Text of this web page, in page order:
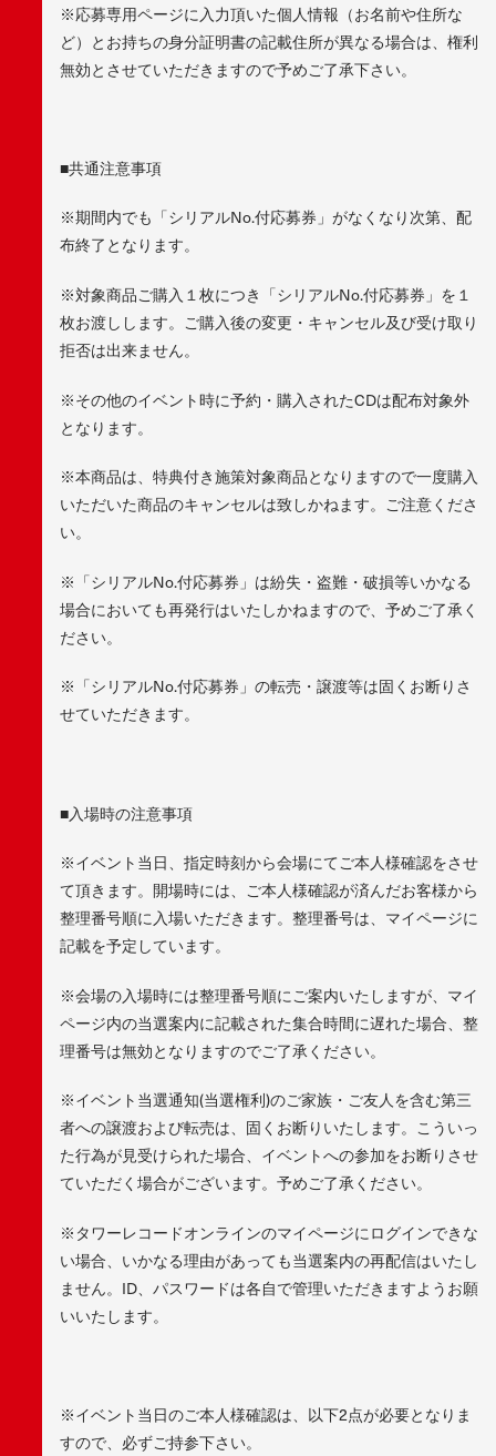
※応募専用ページに入力頂いた個人情報（お名前や住所な
ど）とお持ちの身分証明書の記載住所が異なる場合は、権利
無効とさせていただきますので予めご了承下さい。
■共通注意事項
※期間内でも「シリアルNo.付応募券」がなくなり次第、配
布終了となります。
※対象商品ご購入１枚につき「シリアルNo.付応募券」を１
枚お渡しします。ご購入後の変更・キャンセル及び受け取り
拒否は出来ません。
※その他のイベント時に予約・購入されたCDは配布対象外
となります。
※本商品は、特典付き施策対象商品となりますので一度購入
いただいた商品のキャンセルは致しかねます。ご注意くださ
い。
※「シリアルNo.付応募券」は紛失・盗難・破損等いかなる
場合においても再発行はいたしかねますので、予めご了承く
ださい。
※「シリアルNo.付応募券」の転売・譲渡等は固くお断りさ
せていただきます。
■入場時の注意事項
※イベント当日、指定時刻から会場にてご本人様確認をさせ
て頂きます。開場時には、ご本人様確認が済んだお客様から
整理番号順に入場いただきます。整理番号は、マイページに
記載を予定しています。
※会場の入場時には整理番号順にご案内いたしますが、マイ
ページ内の当選案内に記載された集合時間に遅れた場合、整
理番号は無効となりますのでご了承ください。
※イベント当選通知(当選権利)のご家族・ご友人を含む第三
者への譲渡および転売は、固くお断りいたします。こういっ
た行為が見受けられた場合、イベントへの参加をお断りさせ
ていただく場合がございます。予めご了承ください。
※タワーレコードオンラインのマイページにログインできな
い場合、いかなる理由があっても当選案内の再配信はいたし
ません。ID、パスワードは各自で管理いただきますようお願
いいたします。
※イベント当日のご本人様確認は、以下2点が必要となりま
すので、必ずご持参下さい。